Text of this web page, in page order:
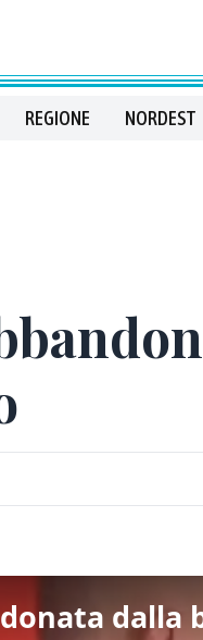
REGIONE NORDEST
dalla